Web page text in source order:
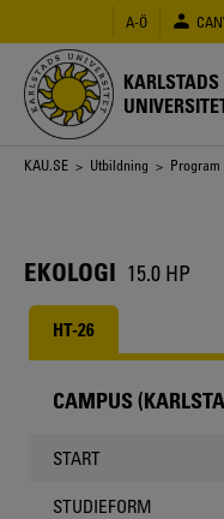
huvudinnehåll
A-Ö
KARLSTADS
Länkstig
KAU.SE > Utbildning >
EKOLOGI 15.0 HP
HT-26
CHOOSE
CAMPUS
START
STUDIEFORM